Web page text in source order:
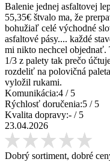
Balenie jednej asfaltovej
55,35€ štvalo ma, že
bohužiaľ celé východné
asfaltové pásy.... každé
mi nikto nechcel objednať.
1/3 z palety tak prečo
rozdeliť na polovičná
vyložil rukami.
Komunikácia:4 / 5
Rýchlosť doručenia:5 / 5
Kvalita dopravy:- / 5
23.04.2026
Dobrý sortiment, dobré